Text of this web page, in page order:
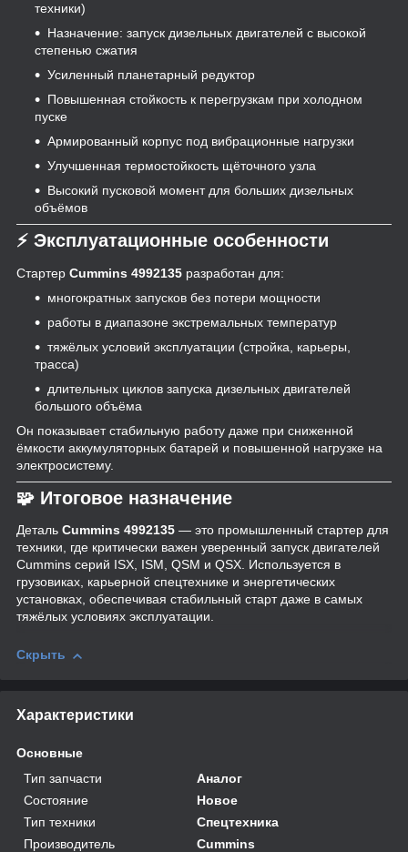
техники)
Назначение: запуск дизельных двигателей с высокой
степенью сжатия
Усиленный планетарный редуктор
Повышенная стойкость к перегрузкам при холодном
пуске
Армированный корпус под вибрационные нагрузки
Улучшенная термостойкость щёточного узла
Высокий пусковой момент для больших дизельных
объёмов
⚡ Эксплуатационные особенности
Стартер Cummins 4992135 разработан для:
многократных запусков без потери мощности
работы в диапазоне экстремальных температур
тяжёлых условий эксплуатации (стройка, карьеры,
трасса)
длительных циклов запуска дизельных двигателей
большого объёма
Он показывает стабильную работу даже при сниженной
ёмкости аккумуляторных батарей и повышенной нагрузке на
электросистему.
🧩 Итоговое назначение
Деталь Cummins 4992135 — это промышленный стартер для
техники, где критически важен уверенный запуск двигателей
Cummins серий ISX, ISM, QSM и QSX. Используется в
грузовиках, карьерной спецтехнике и энергетических
установках, обеспечивая стабильный старт даже в самых
тяжёлых условиях эксплуатации.
Скрыть
Характеристики
Основные
Тип запчасти
Аналог
Состояние
Новое
Тип техники
Спецтехника
Производитель
Cummins